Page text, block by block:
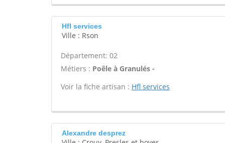
Hfl services
Ville : Rson
Département: 02
Métiers : Poêle à Granulés -
Voir la fiche artisan : Hfl services
Alexandre desprez